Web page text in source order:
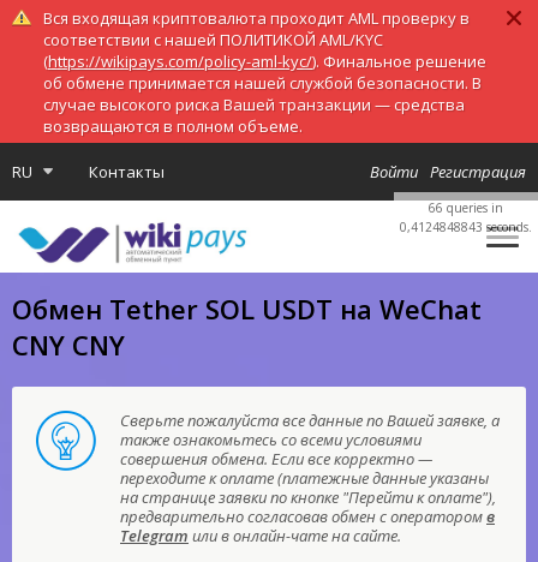
Вся входящая криптовалюта проходит AML проверку в
соответствии с нашей ПОЛИТИКОЙ AML/KYC
(https://wikipays.com/policy-aml-kyc/). Финальное решение
об обмене принимается нашей службой безопасности. В
случае высокого риска Вашей транзакции — средства
возвращаются в полном объеме.
RU Контакты Регистрация
Войти
Обмен Tether SOL USDT на WeChat
CNY CNY
Сверьте пожалуйста все данные по Вашей заявке, а
также ознакомьтесь со всеми условиями
совершения обмена. Если все корректно —
переходите к оплате (платежные данные указаны
на странице заявки по кнопке "Перейти к оплате"),
предварительно согласовав обмен с операторомв
Telegram или в онлайн-чате на сайте.
66 queries in
0,4124848843 seconds.